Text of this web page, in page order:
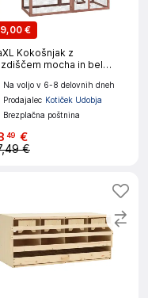
€
Kokošnjak z
mocha in bel
les jelke
Na voljo v 6-8 delovnih dneh
Prodajalec Kotiček Udobja
Brezplačna poštnina
49 €
€